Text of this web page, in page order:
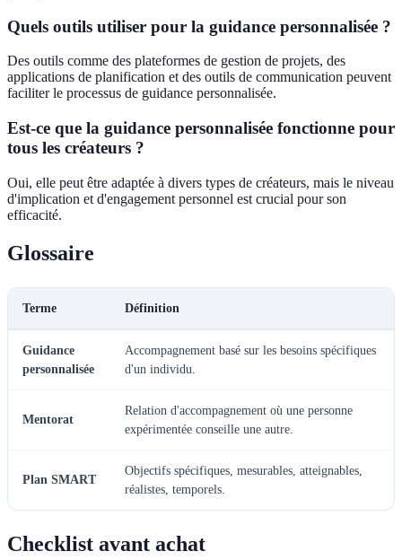
Quels outils utiliser pour la guidance personnalisée ?
Des outils comme des plateformes de gestion de projets, des
applications de planification et des outils de communication peuvent
faciliter le processus de guidance personnalisée.
Est-ce que la guidance personnalisée fonctionne pour
tous les créateurs ?
Oui, elle peut être adaptée à divers types de créateurs, mais le niveau
d'implication et d'engagement personnel est crucial pour son
efficacité.
Glossaire
Terme Définition
Guidance
personnalisée
Accompagnement basé sur les besoins spécifiques
d'un individu.
Mentorat
Relation d'accompagnement où une personne
expérimentée conseille une autre.
Plan SMART
Objectifs spécifiques, mesurables, atteignables,
réalistes, temporels.
Checklist avant achat